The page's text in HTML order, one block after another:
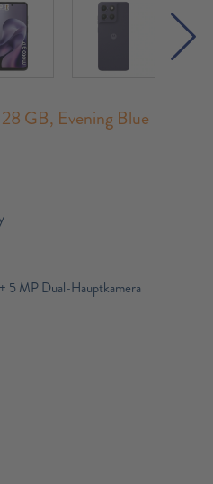
GB, Evening Blue
MP Dual-Hauptkamera